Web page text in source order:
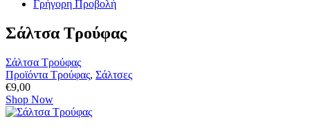
Γρήγορη Προβολή
Σάλτσα Τρούφας
Σάλτσα Τρούφας
Προϊόντα Τρούφας, Σάλτσες
€9,00
Shop Now